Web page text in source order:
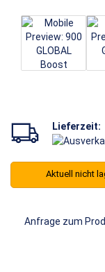
Lieferzeit:
Aktuell nicht
Anfrage zum